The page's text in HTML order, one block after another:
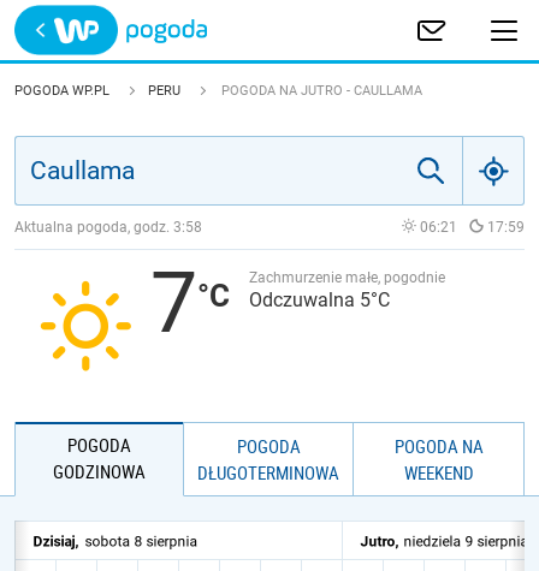
Trwa ładowanie
POLSKA
JAKOŚĆ POWIETRZA
POGODA WP.PL PERU POGODA NA JUTRO - CAULLAMA
Aktualna pogoda, godz. 3:58 06:21 17:59
7 Zachmurzenie małe, pogodnie
Odczuwalna 5°C
POGODA
GODZINOWA
POGODA
DŁUGOTERMINOWA
POGODA NA
WEEKEND